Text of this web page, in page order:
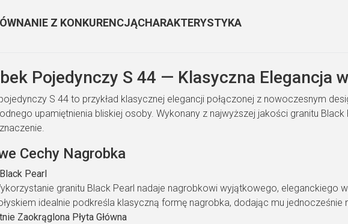
Z KONKURENCJĄCHARAKTERYSTYKA
Pojedynczy S 44 — Klasyczna Elegancja
S 44 to przykład klasycznej elegancji połączonej z nowoczesnym
upamiętnienia bliskiej osoby. Wykonany z najwyższej jakości granitu Black
Cechy Nagrobka
Pearl
granitu Black Pearl nadaje nagrobkowi wyjątkowego, eleganckiego
idealnie podkreśla klasyczną formę nagrobka, dodając mu
Zaokrąglona Płyta Główna